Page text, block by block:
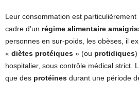
Leur consommation est
cadre d’un régime alimentaire
personnes en sur-poids, les obèses, il
« diètes protéiques » (ou protidiques)
hospitalier, sous contrôle médical strict.
que des protéines durant une période